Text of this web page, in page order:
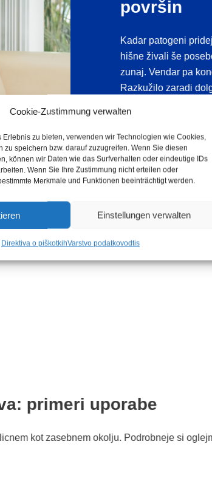
Cookie-Zustimmung verwalten
Erlebnis zu bieten, verwenden wir Technologien wie Cookies,
zu speichern bzw. darauf zuzugreifen. Wenn Sie diesen
können wir Daten wie das Surfverhalten oder eindeutige IDs
Wenn Sie Ihre Zustimmung nicht erteilen oder
Merkmale und Funktionen beeinträchtigt werden.
Einstellungen verwalten
Direktiva o piškotkihVarstvo podatkovodtis
površin
Kadar patogeni
hišne živali še
zunaj. Vendar pa
Razkužilo zaradi
zaščitni film, ki
primeri uporabe
kot zasebnem okolju. Podrobneje si